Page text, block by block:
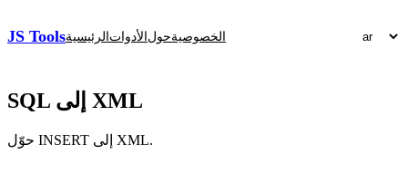
JS Toolsالرئيسية الأدوات حولالخصوصية
SQL إلى XML
حوّل INSERT إلى XML.